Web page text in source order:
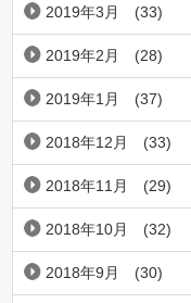
2019年3月 (33)
2019年2月 (28)
2019年1月 (37)
2018年12月 (33)
2018年11月 (29)
2018年10月 (32)
2018年9月 (30)